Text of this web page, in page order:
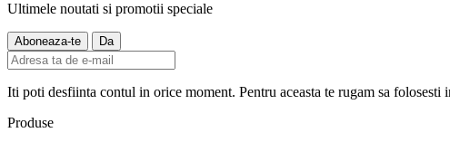
Ultimele noutati si promotii speciale
Iti poti desfiinta contul in orice moment. Pentru aceasta te rugam sa folosesti
Produse